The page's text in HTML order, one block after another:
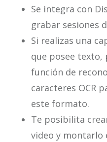
Se integra con
grabar sesiones
Si realizas una
que posee texto,
función de
caracteres OCR
este formato.
Te posibilita
video y montarlo